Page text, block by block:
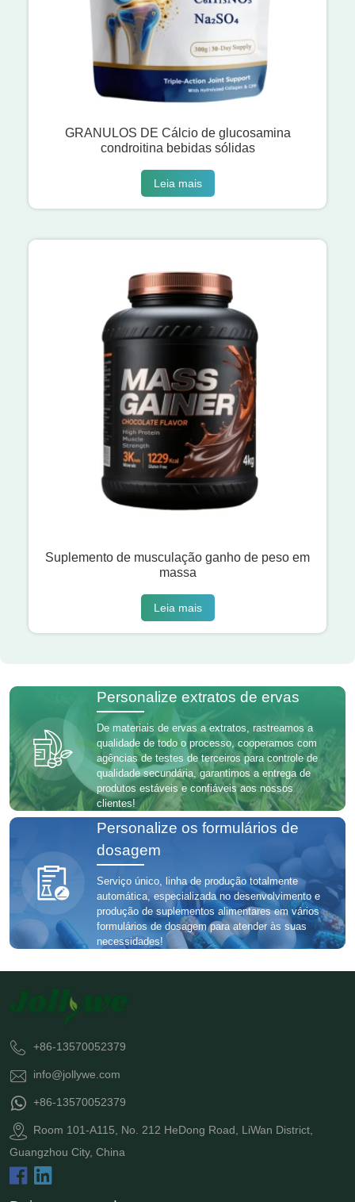
GRANULOS DE Cálcio de glucosamina
condroitina bebidas sólidas
Leia mais
Suplemento de musculação ganho de peso em
massa
Leia mais
Personalize extratos de ervas
De materiais de ervas a extratos, rastreamos a
qualidade de todo o processo, cooperamos com
agências de testes de terceiros para controle de
qualidade secundária, garantimos a entrega de
produtos estáveis ​​e confiáveis ​​aos nossos
clientes!
Personalize os formulários de
dosagem
Serviço único, linha de produção totalmente
automática, especializada no desenvolvimento e
produção de suplementos alimentares em vários
formulários de dosagem para atender às suas
necessidades!
+86-13570052379
info@jollywe.com
+86-13570052379
Room 101-A115, No. 212 HeDong Road, LiWan District,
Guangzhou City, China